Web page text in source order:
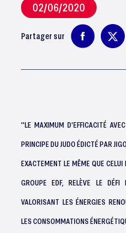
02/06/2020
Partager sur
"LE MAXIMUM D’EFFICACITÉ
PRINCIPE DU JUDO ÉDICTÉ PAR
EXACTEMENT LE MÊME QUE
GROUPE EDF, RELÈVE LE
VALORISANT LES ÉNERGIES
LES CONSOMMATIONS